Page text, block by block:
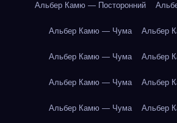
Альбер Камю — Посторонний
Альбер Камю — Чума Альбер
Альбер Камю — Чума Альбер
Альбер Камю — Чума Альбер
Альбер Камю — Чума Альбер